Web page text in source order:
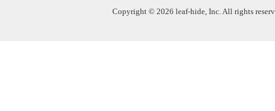
Copyright © 2026 leaf-hide, Inc. All rights